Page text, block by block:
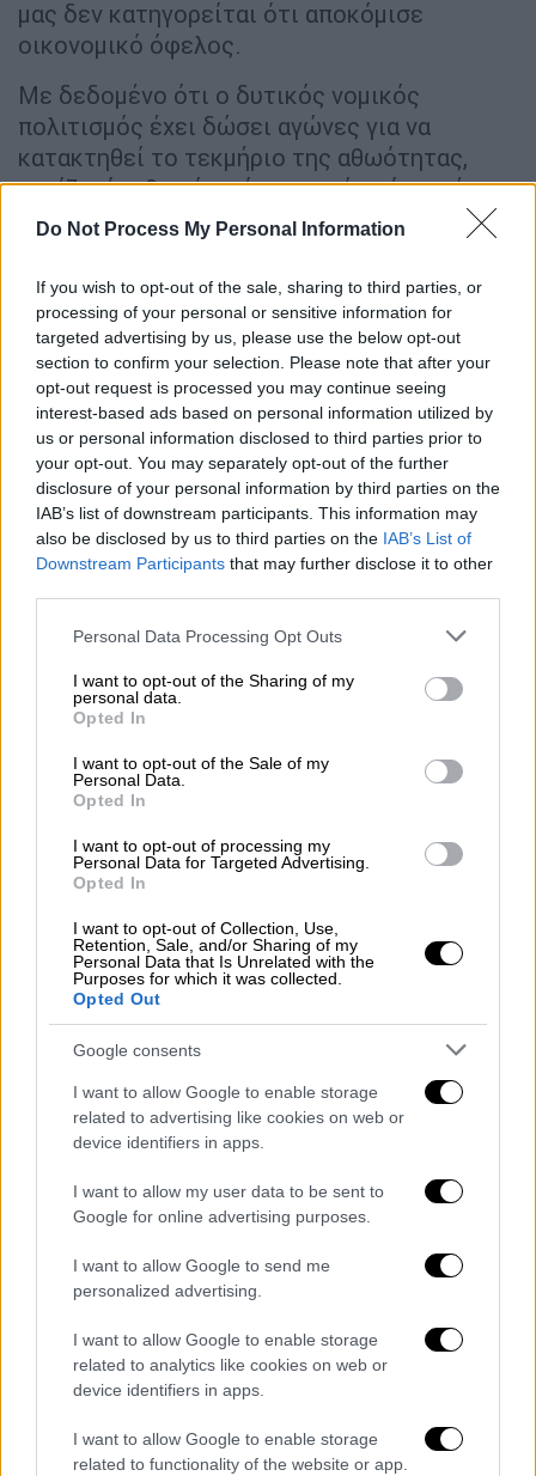
Do Not Process My Personal Information
If you wish to opt-out of the sale, sharing to third parties, or
processing of your personal or sensitive information for
targeted advertising by us, please use the below opt-out
section to confirm your selection. Please note that after your
opt-out request is processed you may continue seeing
interest-based ads based on personal information utilized by
us or personal information disclosed to third parties prior to
your opt-out. You may separately opt-out of the further
disclosure of your personal information by third parties on the
IAB’s list of downstream participants. This information may
also be disclosed by us to third parties on the IAB’s List of
Downstream Participants that may further disclose it to other
Please note that this website/app uses one or more Google
not limited to your visit or usage behaviour. You may click to
grant or deny consent to Google and its third-party tags to
use your data for below specified purposes in below Google
consent section.
Personal Data Processing Opt Outs
I want to opt-out of the Sharing of my
personal data.
Opted In
I want to opt-out of the Sale of my
Personal Data.
Opted In
I want to opt-out of processing my
Personal Data for Targeted Advertising.
Opted In
I want to opt-out of Collection, Use,
Retention, Sale, and/or Sharing of my
Personal Data that Is Unrelated with the
Purposes for which it was collected.
Opted Out
Google consents
I want to allow Google to enable storage
related to advertising like cookies on web or
device identifiers in apps.
I want to allow my user data to be sent to
Google for online advertising purposes.
I want to allow Google to send me
personalized advertising.
I want to allow Google to enable storage
related to analytics like cookies on web or
device identifiers in apps.
I want to allow Google to enable storage
related to functionality of the website or app.
μας δεν κατηγορείται ότι αποκόμισε
οικονομικό όφελος.
Με δεδομένο ότι ο δυτικός νομικός
πολιτισμός έχει δώσει αγώνες για να
κατακτηθεί το τεκμήριο της αθωότητας,
τονίζω ότι θα κάνω ό,τι περνά από το χέρι
μου για να το υπερασπιστώ.Γι’ αυτό και
την άρση της ασυλίας των Βουλευτών μας,
να προχωρήσει ταχύτατα σε όλες τις
ανακριτικές ενέργειεςκαι να αποφανθεί αν,
σε πόσους και σε ποιους προτίθεται να
ασκήσει διώξεις.
Και όταν λέω ταχύτατα, το εννοώ. Γιατί
μιλάμε για Βουλευτές μας οι οποίοι έχουν
ήδη υποστεί προσωπικό αλλά και πολιτικό
πλήγμα. Έχουν, συνεπώς, το ελάχιστο
δικαίωμα να υπερασπιστούν τους εαυτούς
αφορά τη μάστιγα των πελατειακών
σχέσεων, που επί δεκαετίες περνούσαν, σαν
παλαιοκομματική «σκυτάλη», από τα χέρια
της μιας κυβέρνησης προς την επόμενη.
Απέναντί της έχω σταθεί αυτοκριτικά
πολλές φορές, όπως και για το γεγονός ότι
δεν έκανα νωρίτερα δραστικές παρεμβάσεις
Όμως, η μεγάλη μεταρρύθμιση τώρα
υλοποιείται:ΟΠΕΚΕΠΕ, όπως τον ξέραμε,
δεν υπάρχει πια. Η ευθύνη του
προσδιορισμού και αποπληρωμής των
αγροτικών ενισχύσεων μεταβιβάστηκε στην
ΑΑΔΕ. Και όπως σήμερα δεν ζητάμε
διευκολύνσεις από την ΑΑΔΕ για
φορολογικά θέματα, το ίδιο θα ισχύει στο
εξής και για τις επιδοτήσεις. Είναι μία
έντιμο αγρότη και κτηνοτρόφο.
Εδώ επιτρέψτε μου έναν πιο προσωπικό
τόνο. Φτάνει πια με τους υποκριτές που
«ανακάλυψαν» ξαφνικά ότι τα ρουσφέτια
στον τόπο ξεκίνησαν το 2019. Τέτοιες
πελατειακές σχέσεις συνοδεύουν το